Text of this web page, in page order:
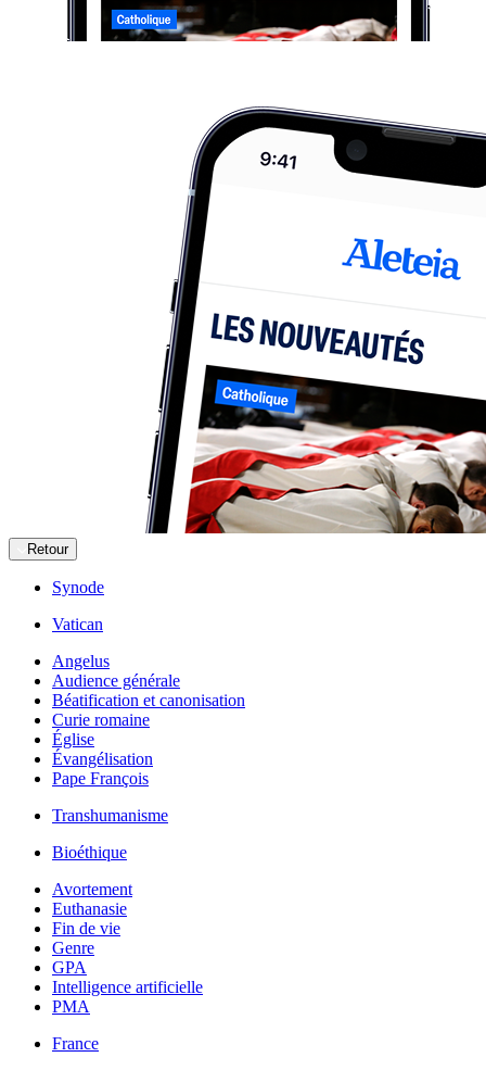
Retour
Synode
Vatican
Angelus
Audience générale
Béatification et canonisation
Curie romaine
Église
Évangélisation
Pape François
Transhumanisme
Bioéthique
Avortement
Euthanasie
Fin de vie
Genre
GPA
Intelligence artificielle
PMA
France